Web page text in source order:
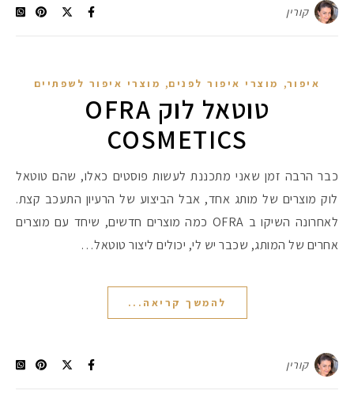
קורין
איפור, מוצרי איפור לפנים, מוצרי איפור לשפתיים
טוטאל לוק OFRA
COSMETICS
כבר הרבה זמן שאני מתכננת לעשות פוסטים כאלו, שהם טוטאל
לוק מוצרים של מותג אחד, אבל הביצוע של הרעיון התעכב קצת.
לאחרונה השיקו ב OFRA כמה מוצרים חדשים, שיחד עם מוצרים
אחרים של המותג, שכבר יש לי, יכולים ליצור טוטאל…
להמשך קריאה...
קורין